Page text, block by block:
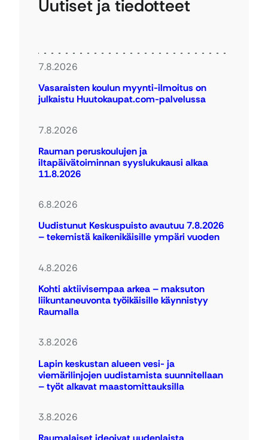
Uutiset ja tiedotteet
7.8.2026
Vasaraisten koulun myynti-ilmoitus on
julkaistu Huutokaupat.com-palvelussa
7.8.2026
Rauman peruskoulujen ja
iltapäivätoiminnan syyslukukausi alkaa
11.8.2026
6.8.2026
Uudistunut Keskuspuisto avautuu 7.8.2026
– tekemistä kaikenikäisille ympäri vuoden
4.8.2026
Kohti aktiivisempaa arkea – maksuton
liikuntaneuvonta työikäisille käynnistyy
Raumalla
3.8.2026
Lapin keskustan alueen vesi- ja
viemärilinjojen uudistamista suunnitellaan
– työt alkavat maastomittauksilla
3.8.2026